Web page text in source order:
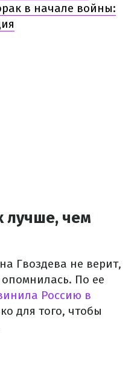
в начале войны:
лучше, чем
Гвоздева не верит,
По ее
Россию в
для того, чтобы